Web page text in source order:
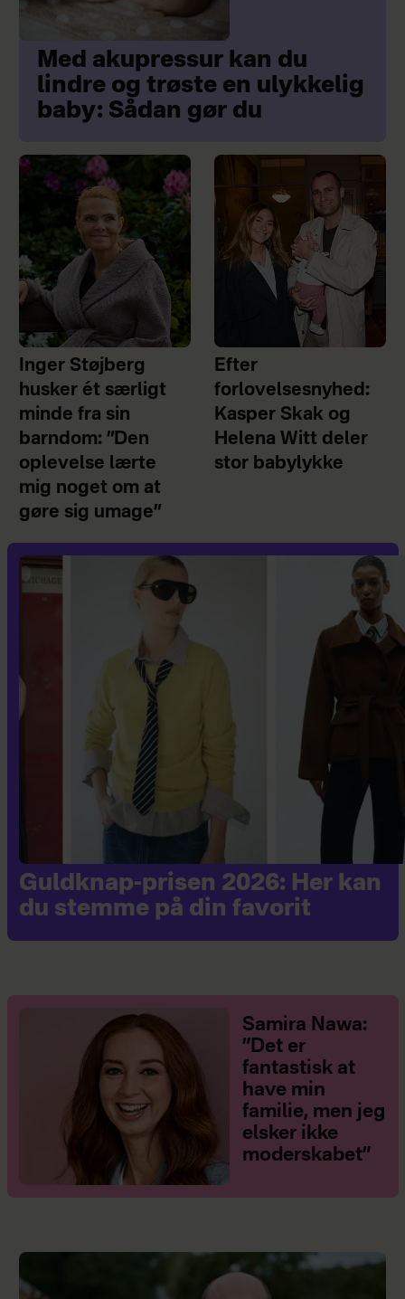
Med akupressur kan du
lindre og trøste en ulykkelig
baby: Sådan gør du
Inger Støjberg
husker ét særligt
minde fra sin
barndom: ”Den
oplevelse lærte
mig noget om at
gøre sig umage”
Efter
forlovelsesnyhed:
Kasper Skak og
Helena Witt deler
stor babylykke
Guldknap-prisen 2026: Her kan
du stemme på din favorit
Samira Nawa:
”Det er
fantastisk at
have min
familie, men jeg
elsker ikke
moderskabet”